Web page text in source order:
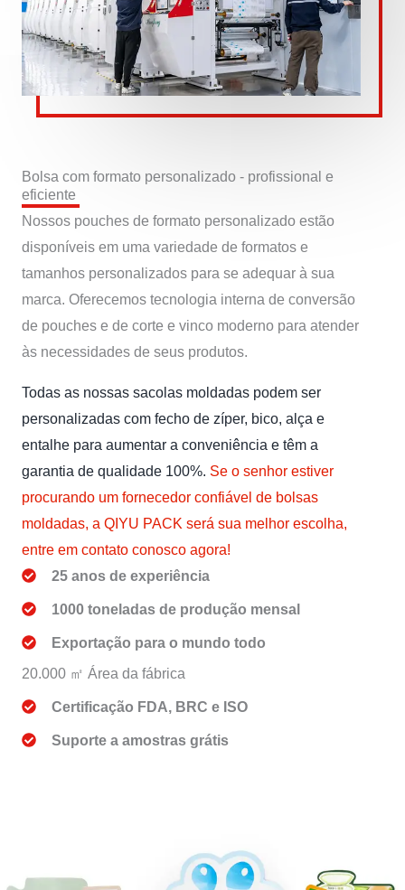
Bolsa com formato personalizado - profissional e
eficiente
Nossos pouches de formato personalizado estão
disponíveis em uma variedade de formatos e
tamanhos personalizados para se adequar à sua
marca. Oferecemos tecnologia interna de conversão
de pouches e de corte e vinco moderno para atender
às necessidades de seus produtos.
Todas as nossas sacolas moldadas podem ser
personalizadas com fecho de zíper, bico, alça e
entalhe para aumentar a conveniência e têm a
garantia de qualidade 100%. Se o senhor estiver
procurando um fornecedor confiável de bolsas
moldadas, a QIYU PACK será sua melhor escolha,
entre em contato conosco agora!
25 anos de experiência
1000 toneladas de produção mensal
Exportação para o mundo todo
20.000 ㎡ Área da fábrica
Certificação FDA, BRC e ISO
Suporte a amostras grátis